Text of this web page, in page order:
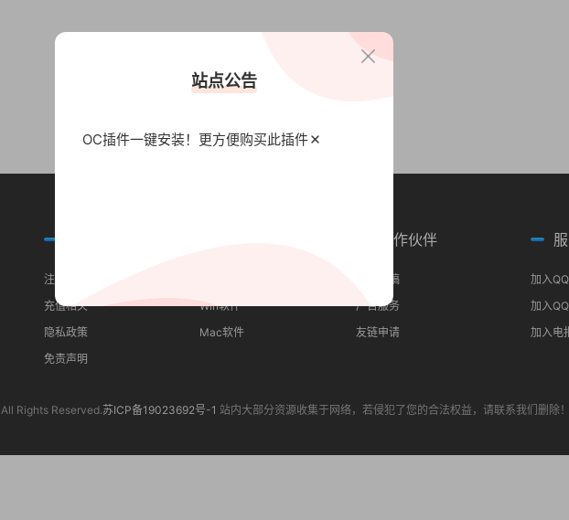
注册须知
充值相关
隐私政策
免责声明
Win软件
Mac软件
合作伙伴
我要投稿
广告服务
友链申请
加入
加入
加入电
All Rights Reserved.苏ICP备19023692号-1 站内大部分资源收集于网络，若侵犯了您的合法权益，请联系我们删除！
站点公告
OC插件一键安装！更方便购买此插件